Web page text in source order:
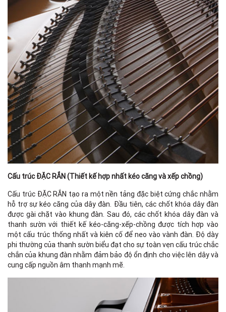
Cấu trúc ĐẶC RẮN (Thiết kế hợp nhất kéo căng và xếp chồng)
Cấu trúc ĐẶC RẮN tạo ra một nền tảng đặc biệt cứng chắc nhằm
hỗ trợ sự kéo căng của dây đàn. Đầu tiên, các chốt khóa dây đàn
được gài chặt vào khung đàn. Sau đó, các chốt khóa dây đàn và
thanh sườn với thiết kế kéo-căng-xếp-chồng được tích hợp vào
một cấu trúc thống nhất và kiên cố để neo vào vành đàn. Độ dày
phi thường của thanh sườn biểu đạt cho sự toàn vẹn cấu trúc chắc
chắn của khung đàn nhằm đảm bảo độ ổn định cho việc lên dây và
cung cấp nguồn âm thanh mạnh mẽ.